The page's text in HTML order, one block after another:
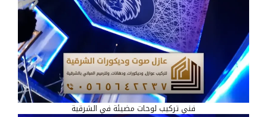
فني تركيب لوحات مضيئة في الشرقية